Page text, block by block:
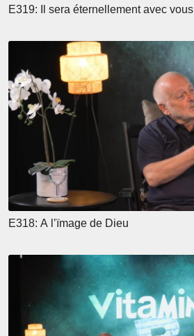
E319: Il sera éternellement avec vous
E318: A l’ïmage de Dieu